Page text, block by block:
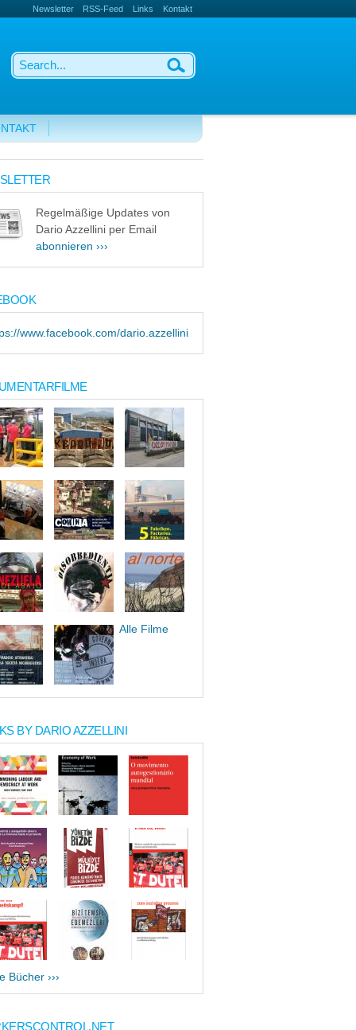
Newsletter RSS-Feed Links Kontakt
Regelmäßige Updates von
Dario Azzellini per Email
abonnieren ›››
www.facebook.com/dario.azzellini
Alle Filme
BY DARIO AZZELLINI
Bücher ›››